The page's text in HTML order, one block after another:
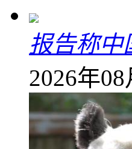
报告称中
2026年